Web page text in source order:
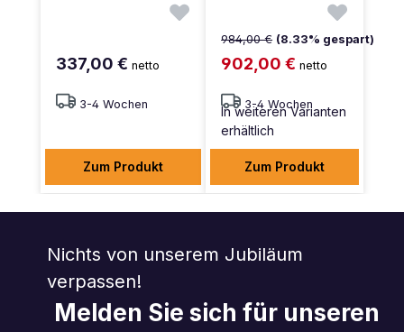
337,00 € netto
3-4 Wochen
Zum Produkt
984,00 € (8.33% gespart)
902,00 €netto
3-4 Wochen
In weiteren Varianten
erhältlich
Zum Produkt
Nichts von unserem Jubiläum
verpassen!
Melden Sie sich für unseren